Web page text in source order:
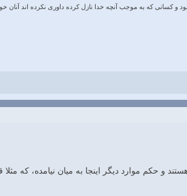
كسانى كه به موجب آنچه خدا نازل كرده داورى نكرده‏ اند آنان
موارد ديگر اينجا به ميان نيامده، كه مثلا